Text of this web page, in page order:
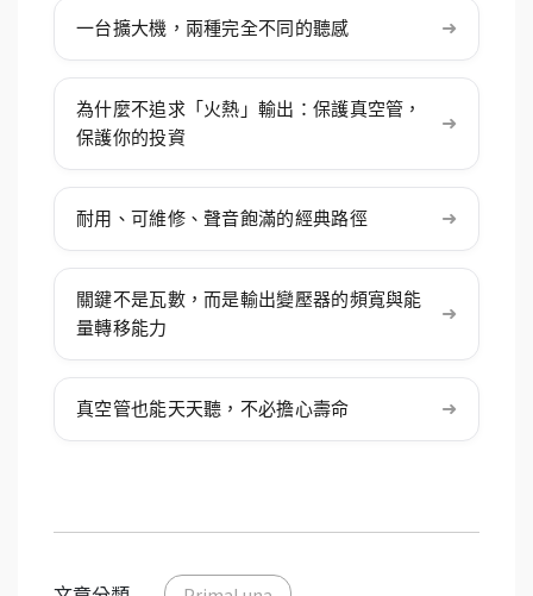
一台擴大機，兩種完全不同的聽感 ➜
為什麼不追求「火熱」輸出：保護真空管，
保護你的投資
➜
耐用、可維修、聲音飽滿的經典路徑 ➜
關鍵不是瓦數，而是輸出變壓器的頻寬與能
量轉移能力
➜
真空管也能天天聽，不必擔心壽命 ➜